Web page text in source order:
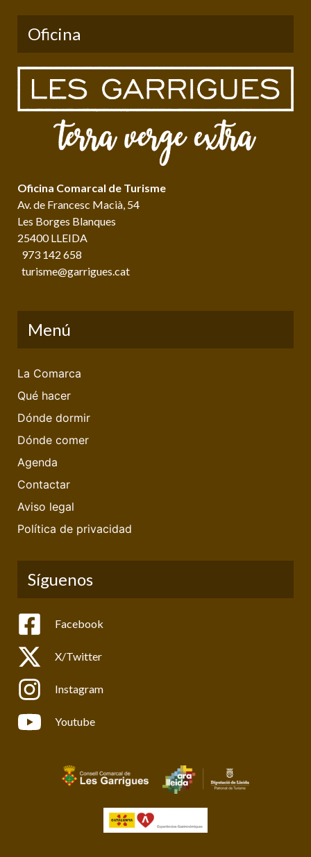
Oficina
Oficina Comarcal de Turisme
Av. de Francesc Macià, 54
Les Borges Blanques
25400 LLEIDA
973 142 658
turisme@garrigues.cat
Menú
La Comarca
Qué hacer
Dónde dormir
Dónde comer
Agenda
Contactar
Aviso legal
Política de privacidad
Síguenos
Facebook
X/Twitter
Instagram
Youtube